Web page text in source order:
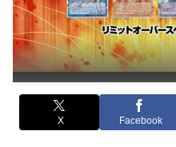
X Facebook